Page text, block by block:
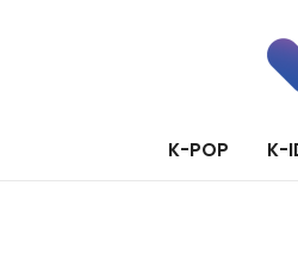
K-POP K-